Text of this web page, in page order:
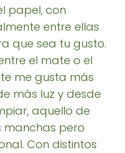
papel, con
entre ellas
que sea tu gusto.
el mate o el
me gusta más
más luz y desde
aquello de
manchas pero
Con distintos